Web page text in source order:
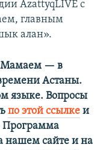
AzattyqLIVE с
главным
алан».
Мамаем — в
Астаны.
языке. Вопросы
по этой ссылке и
Программа
нашем сайте и на